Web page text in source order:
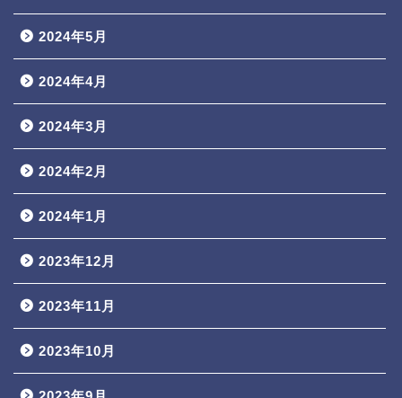
2024年5月
2024年4月
2024年3月
2024年2月
2024年1月
2023年12月
2023年11月
2023年10月